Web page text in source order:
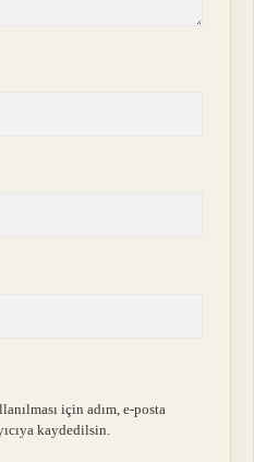
için adım, e-posta
kaydedilsin.